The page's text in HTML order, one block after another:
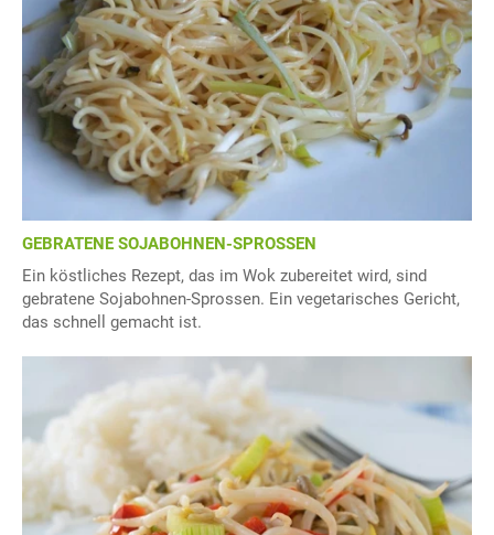
GEBRATENE SOJABOHNEN-SPROSSEN
Ein köstliches Rezept, das im Wok zubereitet wird, sind
gebratene Sojabohnen-Sprossen. Ein vegetarisches Gericht,
das schnell gemacht ist.